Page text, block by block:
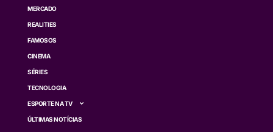
MERCADO
REALITIES
FAMOSOS
CINEMA
SÉRIES
TECNOLOGIA
ESPORTE NA TV
ÚLTIMAS NOTÍCIAS